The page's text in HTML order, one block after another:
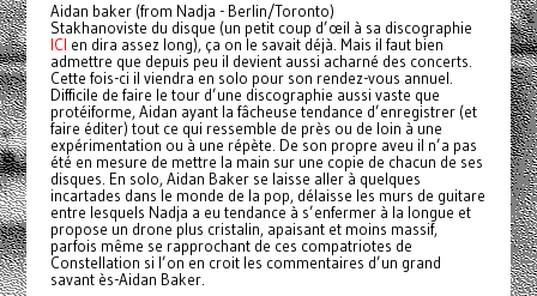
Aidan baker (from Nadja - Berlin/Toronto)
Stakhanoviste du disque (un petit coup d’œil à sa discographie
ICI en dira assez long), ça on le savait déjà. Mais il faut bien
admettre que depuis peu il devient aussi acharné des concerts.
Cette fois-ci il viendra en solo pour son rendez-vous annuel.
Difficile de faire le tour d’une discographie aussi vaste que
protéiforme, Aidan ayant la fâcheuse tendance d’enregistrer (et
faire éditer) tout ce qui ressemble de près ou de loin à une
expérimentation ou à une répète. De son propre aveu il n’a pas
été en mesure de mettre la main sur une copie de chacun de ses
disques. En solo, Aidan Baker se laisse aller à quelques
incartades dans le monde de la pop, délaisse les murs de guitare
entre lesquels Nadja a eu tendance à s’enfermer à la longue et
propose un drone plus cristalin, apaisant et moins massif,
parfois même se rapprochant de ces compatriotes de
Constellation si l’on en croit les commentaires d’un grand
savant ès-Aidan Baker.